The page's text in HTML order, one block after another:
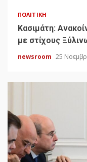
ΠΟΛΙΤΙΚΉ
Κασιμάτη:
με στίχους
newsroom 25